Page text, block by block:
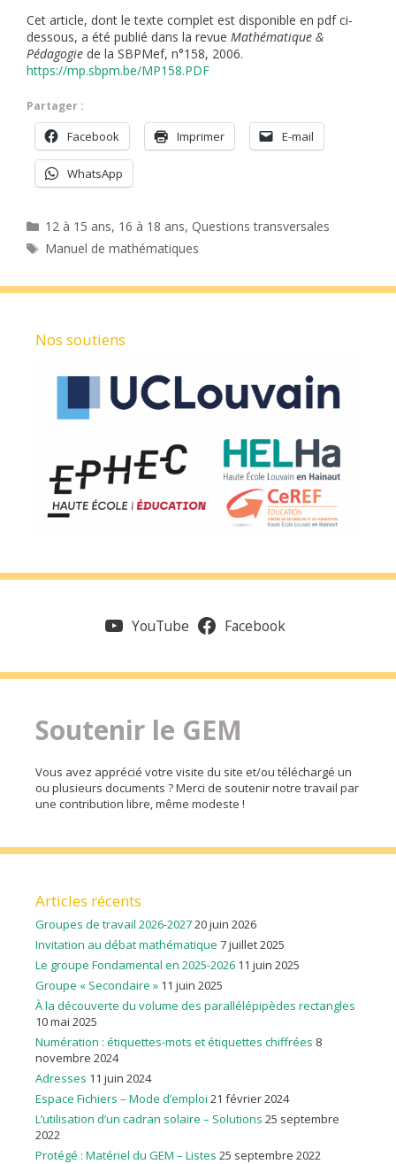
Cet article, dont le texte complet est disponible en pdf ci-
dessous, a été publié dans la revue Mathématique &
Pédagogie de la SBPMef, n°158, 2006.
https://mp.sbpm.be/MP158.PDF
Partager :
Facebook Imprimer E-mail
WhatsApp
Catégories
12 à 15 ans, 16 à 18 ans,Questions transversales
Étiquettes
Manuel de mathématiques
Nos soutiens
YouTube Facebook
Soutenir le GEM
Vous avez apprécié votre visite du site et/ou téléchargé un
ou plusieurs documents ? Merci de soutenir notre travail par
une contribution libre, même modeste !
Articles récents
Groupes de travail 2026-202720 juin 2026
Invitation au débat mathématique 7 juillet 2025
Le groupe Fondamental en 2025-2026 11 juin 2025
Groupe « Secondaire » 11 juin 2025
À la découverte du volume des parallélépipèdes rectangles
10 mai 2025
Numération : étiquettes-mots et étiquettes chiffrées 8
novembre 2024
Adresses 11 juin 2024
Espace Fichiers – Mode d’emploi 21 février 2024
L’utilisation d’un cadran solaire – Solutions 25 septembre
2022
Protégé : Matériel du GEM – Listes 25 septembre 2022